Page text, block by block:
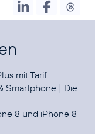
mit Tarif
Smartphone | Die
8 und iPhone 8